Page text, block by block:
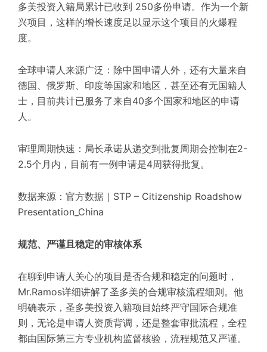
多美投资入籍局累计已收到 250多份申请。作为一个新
兴项目，这样的增长速度足以显示这个项目的火爆程
度。
全球申请人来源广泛：除中国申请人外，还有大量来自
德国、俄罗斯、印度等国家和地区，甚至还有无国籍人
士，目前共计已服务了来自40多个国家和地区的申请
人。
审理周期快速：局长承诺从递交到批复周期会控制在2-
2.5个月内，目前有一例申请是4周获得批复。
数据来源：官方数据｜STP – Citizenship Roadshow
Presentation_China
规范、严谨且稳定的审核体系
在聊到申请人关心的项目 是否合规和稳定的问题时 ，
Mr.Ramos详细讲解了圣多美的合规审核流程细则。他
明确表示，圣多美投资入籍项目始终严守国际合规准
则，无论是申请人资质背调，还是整套审批流程，全程
都由国际第三方专业机构监督核验，流程规范又严谨。